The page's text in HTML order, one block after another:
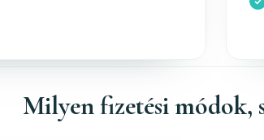
Milyen fizetési módok,